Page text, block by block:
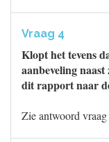
Vraag 4
Klopt het tevens
aanbeveling
dit rapport naar
Zie antwoord vraag